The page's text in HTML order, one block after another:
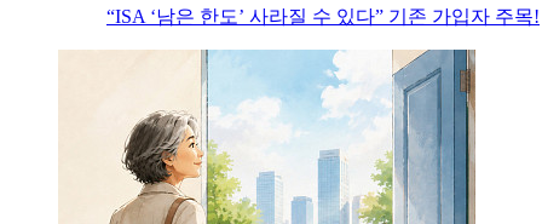
“ISA ‘남은 한도’ 사라질 수 있다” 기존 가입자 주목!